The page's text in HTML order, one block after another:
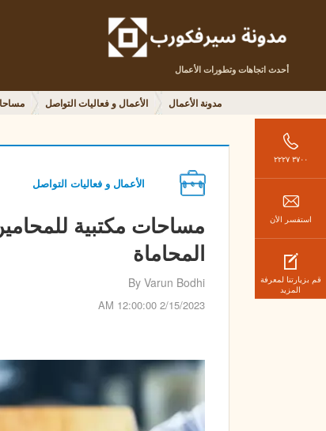
أحدث اتجاهات وتطورات الأعمال
مدونة الأعمال الأعمال و فعاليات التواصل
٣٧٠٠ ٢٢٢٧
استفسر الأن
قم بزيارتنا لمعرفة
المزيد
الأعمال و فعاليات التواصل
مساحات مكتبية
المحاماة
By Varun Bodhi
2/15/2023 12:00:00 AM